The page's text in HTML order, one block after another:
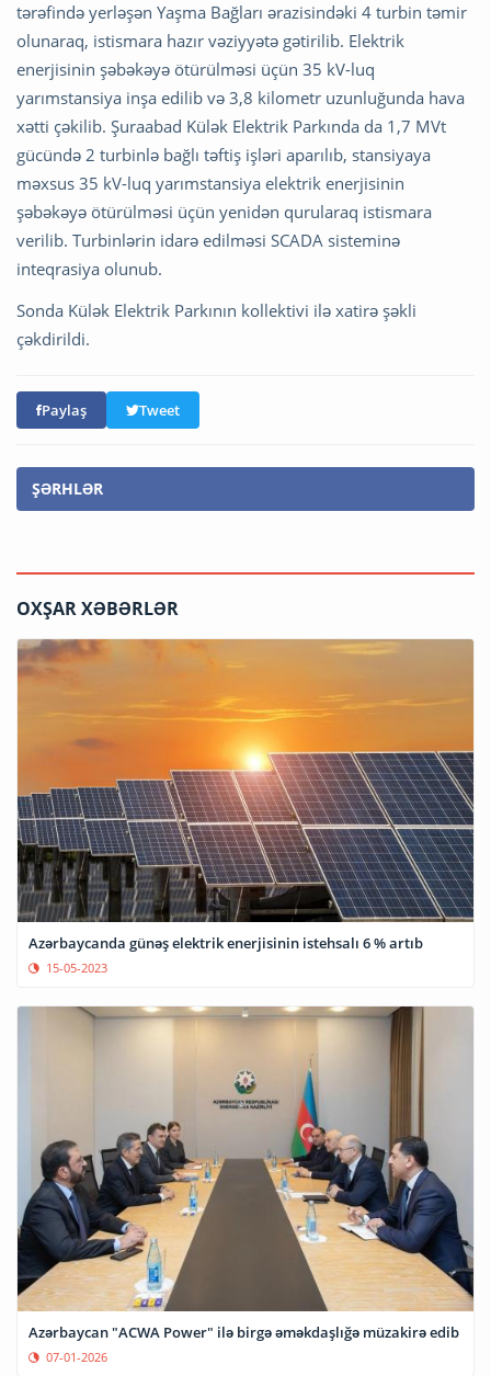
tərəfində yerləşən Yaşma Bağları ərazisindəki 4 turbin təmir
olunaraq, istismara hazır vəziyyətə gətirilib. Elektrik
enerjisinin şəbəkəyə ötürülməsi üçün 35 kV-luq
yarımstansiya inşa edilib və 3,8 kilometr uzunluğunda hava
xətti çəkilib. Şuraabad Külək Elektrik Parkında da 1,7 MVt
gücündə 2 turbinlə bağlı təftiş işləri aparılıb, stansiyaya
məxsus 35 kV-luq yarımstansiya elektrik enerjisinin
şəbəkəyə ötürülməsi üçün yenidən qurularaq istismara
verilib. Turbinlərin idarə edilməsi SCADA sisteminə
inteqrasiya olunub.
Sonda Külək Elektrik Parkının kollektivi ilə xatirə şəkli
çəkdirildi.
Paylaş Tweet
ŞƏRHLƏR
OXŞAR XƏBƏRLƏR
Azərbaycanda günəş elektrik enerjisinin istehsalı 6 % artıb
15-05-2023
Azərbaycan "ACWA Power" ilə birgə əməkdaşlığə müzakirə edib
07-01-2026